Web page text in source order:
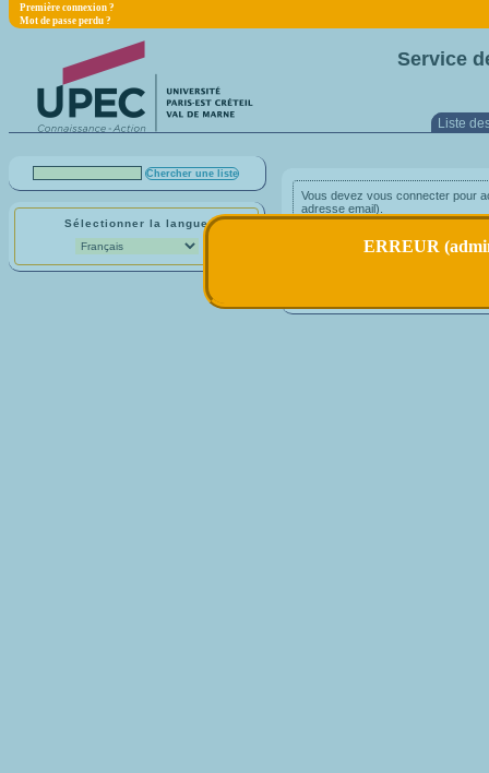
ERREUR
Première connexion ?
Mot de passe perdu ?
Service
Liste
Sélectionner la langue
Vous devez vous connecter pour
adresse email).
adresse email :